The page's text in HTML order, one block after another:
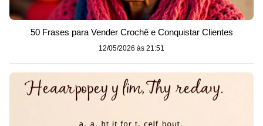
50 Frases para Vender Crochê e Conquistar Clientes
12/05/2026 às 21:51